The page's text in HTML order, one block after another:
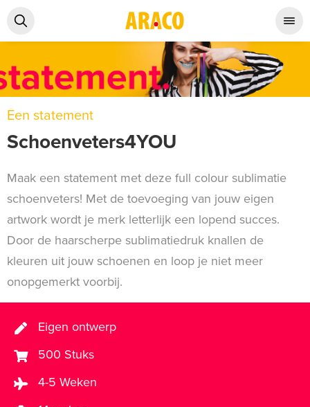
Een statement
Schoenveters4YOU
Maak een statement met deze full colour sublimatie
schoenveters! Met de toevoeging van jouw eigen
artwork wordt je merk letterlijk een lopend succes.
Door de haarscherpe sublimatiedruk knallen de
kleuren uit jouw schoenen en loop je niet meer
onopgemerkt voorbij.
Eigen ontwerp
500 Stuks
4-5 Weken